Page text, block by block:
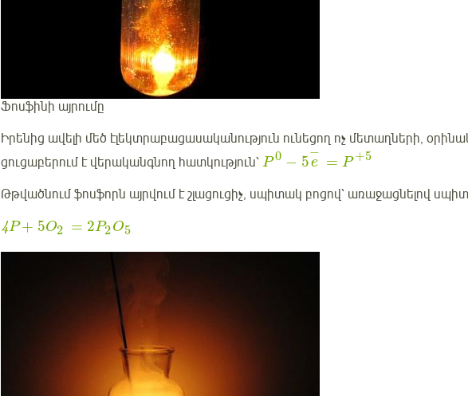
Ֆոսֆինի այրումը
Իրենից ավելի մեծ էլեկտրաբացասականություն ունեցող ոչ մետաղների,
ցուցաբերում է վերականգնող հատկություն՝ P 0 − 5e
−
= P +5
Թթվածնում ֆոսֆորն այրվում է շլացուցիչ, սպիտակ բոցով՝ առաջացնելով
4P + 5O2 = 2P2O5